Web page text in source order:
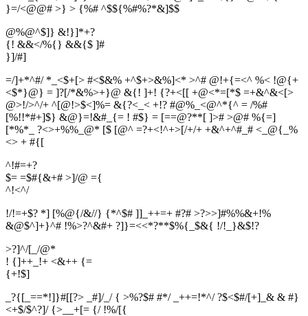
}=/<@@# >} > {%# ^$${%#%?*&]$$
@%@^$]} &!}]*+?
{! &&</%{} &&{$ ]#
}]/#]
=/]+*^#/ *_<$+[> #<$&% +^$+>&%]<* >^# @!+{=<^ %< !@{+
<$*}@} = ]?[/*&%>+}@ &{! ]+! {?+<[[ +@<*=[*$ =+&^&<[>
@>!/>^/+ ^[@!>$<]%= &{?<_< +!? #@%_<@^*{^ = /%#
[%!!*#+]$} &@}=!&#_{= ! #$} = [==@?**[ ]># >@# %{=]
[*%*_ ?<>+%%_@* [$ [@^ =?+<!^+>[/+/+ +&^+^#_# <_@{_%
<> + #{[
^!#=+?
$= =$#{&+# >]/@ ={
^!<^/
!/!=+$? *] [%@{/&//} {*^$# ]]_++=+ #?# >?>>]#%%&+!%
&@$^]+}^# !%>?^&#+ ?]}=<<*?**$%{_$&{ !/!_}&$!?
>?]^/[_/@*
! {]++_!+ <&++ {=
{+!$]
_?{[_==*!]}#[[?> _#]/_/ { >%?$# #*/ _++=!*^/ ?$<$#/[+]_& & #}
<+$/$^?]/ {>__+[= {/ !%/[{